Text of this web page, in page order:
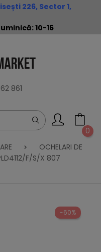
226, Sector 1,
10-16
861
0
OCHELARI DE
F/S/X 807
-60%